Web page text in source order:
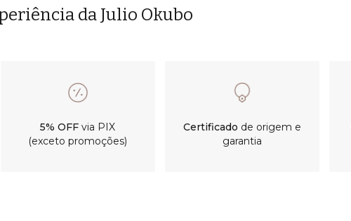
da Julio Okubo
5% OFF via PIX
(exceto promoções)
Certificado de origem e
garantia